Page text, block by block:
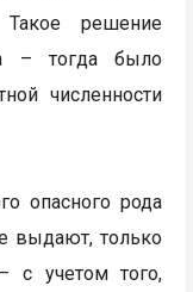
Такое решение
– тогда было
численности
опасного рода
выдают, только
с учетом того,